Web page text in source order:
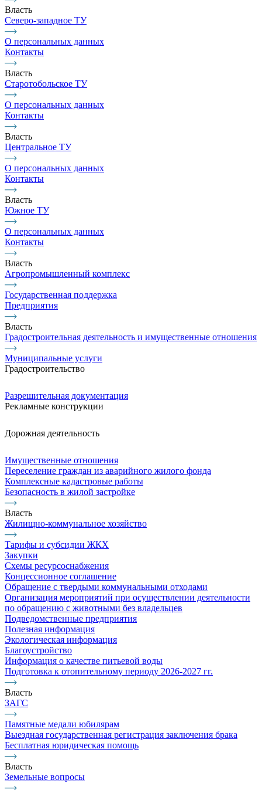
Власть
Северо-западное ТУ
О персональных данных
Контакты
Власть
Старотобольское ТУ
О персональных данных
Контакты
Власть
Центральное ТУ
О персональных данных
Контакты
Власть
Южное ТУ
О персональных данных
Контакты
Власть
Агропромышленный комплекс
Государственная поддержка
Предприятия
Власть
Градостроительная деятельность и имущественные отношения
Муниципальные услуги
Градостроительство
Разрешительная документация
Рекламные конструкции
Дорожная деятельность
Имущественные отношения
Переселение граждан из аварийного жилого фонда
Комплексные кадастровые работы
Безопасность в жилой застройке
Власть
Жилищно-коммунальное хозяйство
Тарифы и субсидии ЖКХ
Закупки
Схемы ресурсоснабжения
Концессионное соглашение
Обращение с твердыми коммунальными отходами
Организация мероприятий при осуществлении деятельности
по обращению с животными без владельцев
Подведомственные предприятия
Полезная информация
Экологическая информация
Благоустройство
Информация о качестве питьевой воды
Подготовка к отопительному периоду 2026-2027 гг.
Власть
ЗАГС
Памятные медали юбилярам
Выездная государственная регистрация заключения брака
Бесплатная юридическая помощь
Власть
Земельные вопросы